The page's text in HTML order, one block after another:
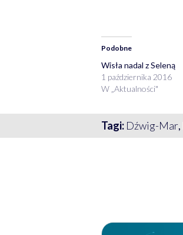
Podobne
Wisła nadal z Seleną
1 października 2016
W „Aktualności"
Tagi: Dźwig-Mar,